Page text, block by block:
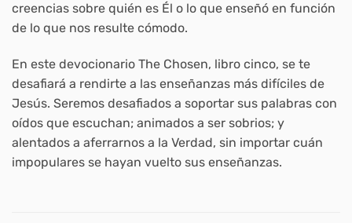
creencias sobre quién es Él o lo que enseñó en función
de lo que nos resulte cómodo.
En este devocionario The Chosen, libro cinco, se te
desafiará a rendirte a las enseñanzas más difíciles de
Jesús. Seremos desafiados a soportar sus palabras con
oídos que escuchan; animados a ser sobrios; y
alentados a aferrarnos a la Verdad, sin importar cuán
impopulares se hayan vuelto sus enseñanzas.